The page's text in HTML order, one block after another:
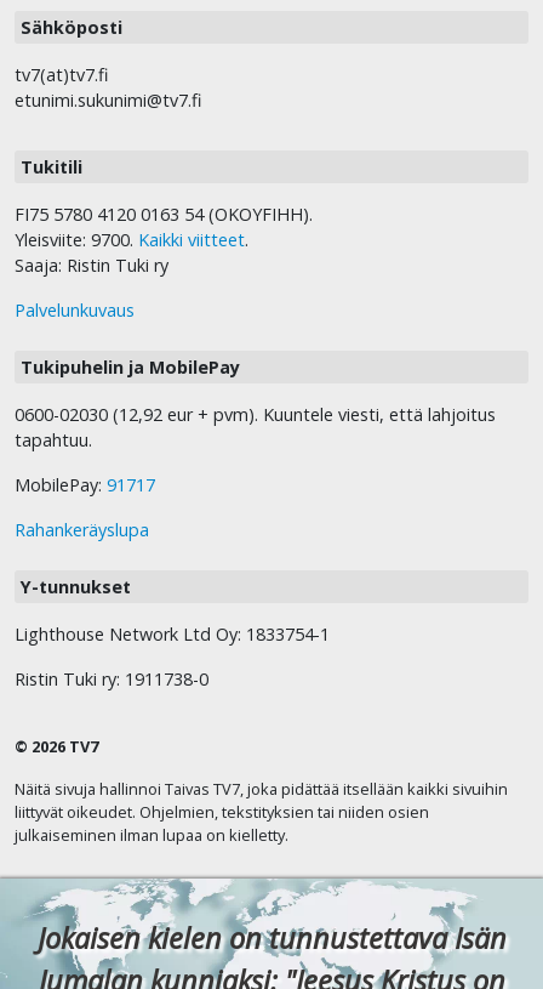
Sähköposti
tv7(at)tv7.fi
etunimi.sukunimi@tv7.fi
Tukitili
FI75 5780 4120 0163 54 (OKOYFIHH).
Yleisviite: 9700. Kaikki viitteet.
Saaja: Ristin Tuki ry
Palvelunkuvaus
Tukipuhelin ja MobilePay
0600-02030 (12,92 eur + pvm). Kuuntele viesti, että lahjoitus
tapahtuu.
MobilePay: 91717
Rahankeräyslupa
Y-tunnukset
Lighthouse Network Ltd Oy: 1833754-1
Ristin Tuki ry: 1911738-0
© 2026 TV7
Näitä sivuja hallinnoi Taivas TV7, joka pidättää itsellään kaikki sivuihin
liittyvät oikeudet. Ohjelmien, tekstityksien tai niiden osien
julkaiseminen ilman lupaa on kielletty.
Jokaisen kielen on tunnustettava Isän
Jumalan kunniaksi: "Jeesus Kristus on